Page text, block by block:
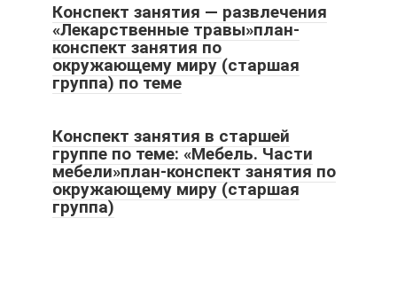
Конспект занятия — развлечения
«Лекарственные травы»план-
конспект занятия по
окружающему миру (старшая
группа) по теме
Конспект занятия в старшей
группе по теме: «Мебель. Части
мебели»план-конспект занятия по
окружающему миру (старшая
группа)